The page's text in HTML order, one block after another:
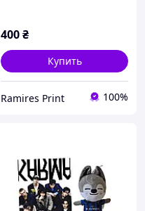
400₴
Купить
Ramires Print 100%